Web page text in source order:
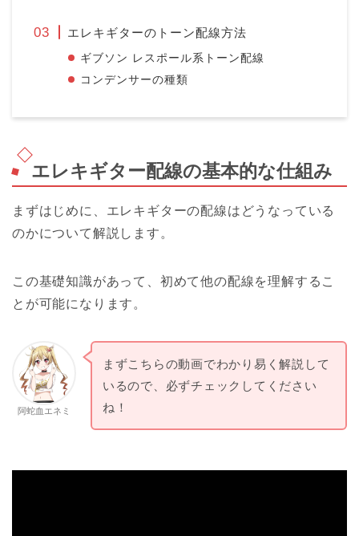
エレキギターのトーン配線方法
ギブソン レスポール系トーン配線
コンデンサーの種類
エレキギター配線の基本的な仕組み
まずはじめに、エレキギターの配線はどうなっている
のかについて解説します。
この基礎知識があって、初めて他の配線を理解するこ
とが可能になります。
阿蛇血エネミ
まずこちらの動画でわかり易く解説して
いるので、必ずチェックしてください
ね！